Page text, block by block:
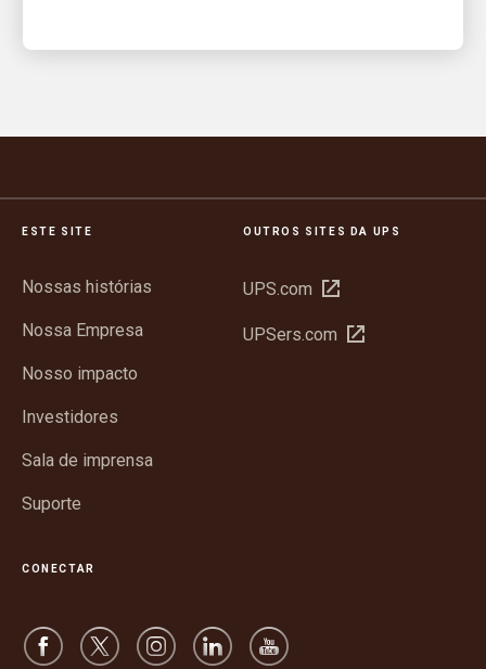
ESTE SITE
Nossas histórias
Nossa Empresa
Nosso impacto
Investidores
Sala de imprensa
Suporte
OUTROS SITES DA UPS
UPS.com Abrir
nova
UPSers.com Abrir
CONECTAR